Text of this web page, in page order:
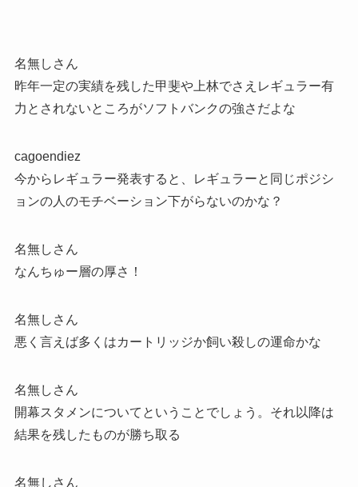
名無しさん
昨年一定の実績を残した甲斐や上林でさえレギュラー有
力とされないところがソフトバンクの強さだよな
cagoendiez
今からレギュラー発表すると、レギュラーと同じポジシ
ョンの人のモチベーション下がらないのかな？
名無しさん
なんちゅー層の厚さ！
名無しさん
悪く言えば多くはカートリッジか飼い殺しの運命かな
名無しさん
開幕スタメンについてということでしょう。それ以降は
結果を残したものが勝ち取る
名無しさん